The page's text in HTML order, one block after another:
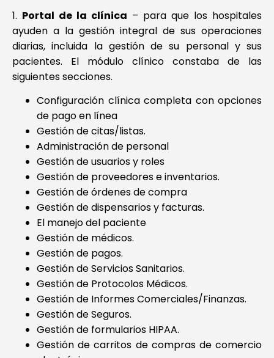
1. Portal de la clínica – para que los hospitales
ayuden a la gestión integral de sus operaciones
diarias, incluida la gestión de su personal y sus
pacientes. El módulo clínico constaba de las
siguientes secciones.
Configuración clínica completa con opciones
de pago en línea
Gestión de citas/listas.
Administración de personal
Gestión de usuarios y roles
Gestión de proveedores e inventarios.
Gestión de órdenes de compra
Gestión de dispensarios y facturas.
El manejo del paciente
Gestión de médicos.
Gestión de pagos.
Gestión de Servicios Sanitarios.
Gestión de Protocolos Médicos.
Gestión de Informes Comerciales/Finanzas.
Gestión de Seguros.
Gestión de formularios HIPAA.
Gestión de carritos de compras de comercio